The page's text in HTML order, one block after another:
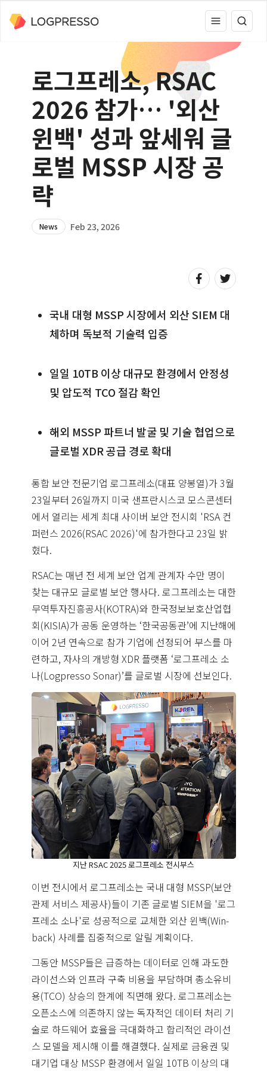
로그프레소, RSAC
2026 참가… '외산
윈백' 성과 앞세워 글
로벌 MSSP 시장 공
략
News Feb 23, 2026
국내 대형 MSSP 시장에서 외산 SIEM 대
체하며 독보적 기술력 입증
일일 10TB 이상 대규모 환경에서 안정성
및 압도적 TCO 절감 확인
해외 MSSP 파트너 발굴 및 기술 협업으로
글로벌 XDR 공급 경로 확대
통합 보안 전문기업 로그프레소(대표 양봉열)가 3월
23일부터 26일까지 미국 샌프란시스코 모스콘센터
에서 열리는 세계 최대 사이버 보안 전시회 'RSA 컨
퍼런스 2026(RSAC 2026)'에 참가한다고 23일 밝
혔다.
RSAC는 매년 전 세계 보안 업계 관계자 수만 명이
찾는 대규모 글로벌 보안 행사다. 로그프레소는 대한
무역투자진흥공사(KOTRA)와 한국정보보호산업협
회(KISIA)가 공동 운영하는 ‘한국공동관’에 지난해에
이어 2년 연속으로 참가 기업에 선정되어 부스를 마
련하고, 자사의 개방형 XDR 플랫폼 ‘로그프레소 소
나(Logpresso Sonar)’를 글로벌 시장에 선보인다.
지난 RSAC 2025 로그프레소 전시부스
이번 전시에서 로그프레소는 국내 대형 MSSP(보안
관제 서비스 제공사)들이 기존 글로벌 SIEM을 '로그
프레소 소나'로 성공적으로 교체한 외산 윈백(Win-
back) 사례를 집중적으로 알릴 계획이다.
그동안 MSSP들은 급증하는 데이터로 인해 과도한
라이선스와 인프라 구축 비용을 부담하며 총소유비
용(TCO) 상승의 한계에 직면해 왔다. 로그프레소는
오픈소스에 의존하지 않는 독자적인 데이터 처리 기
술로 하드웨어 효율을 극대화하고 합리적인 라이선
스 모델을 제시해 이를 해결했다. 실제로 금융권 및
대기업 대상 MSSP 환경에서 일일 10TB 이상의 대